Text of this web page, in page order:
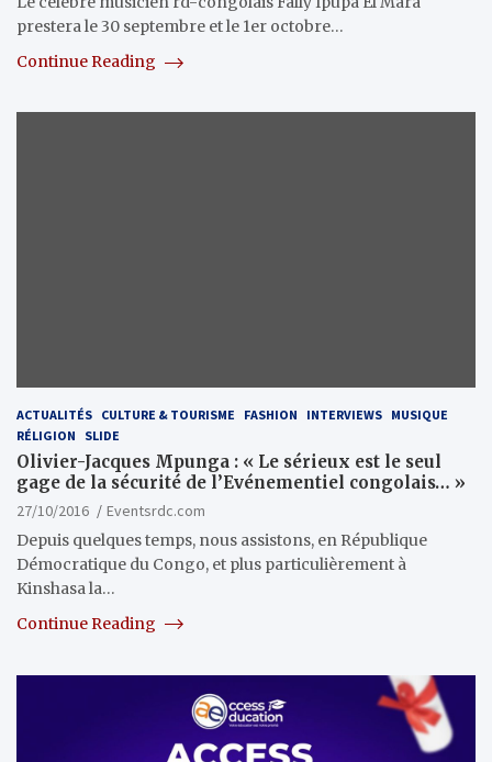
prestera le 30 septembre et le 1er octobre…
Continue Reading
ACTUALITÉS CULTURE & TOURISME FASHION INTERVIEWS MUSIQUE
RÉLIGION
SLIDE
Olivier-Jacques Mpunga : « Le sérieux est le seul
gage de la sécurité de l’Evénementiel congolais… »
27/10/2016
Eventsrdc.com
Depuis quelques temps, nous assistons, en République
Démocratique du Congo, et plus particulièrement à
Kinshasa la…
Continue Reading